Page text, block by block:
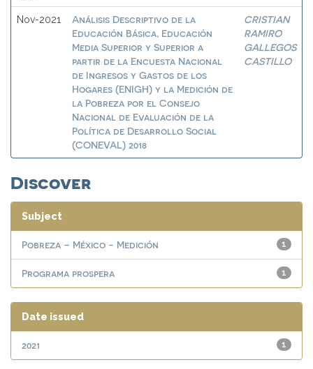
Nov-2021
Análisis Descriptivo de la
Educación Básica, Educación
Media Superior y Superior a
partir de la Encuesta Nacional
de Ingresos y Gastos de los
Hogares (ENIGH) y la Medición de
la Pobreza por el Consejo
Nacional de Evaluación de la
Política de Desarrollo Social
(CONEVAL) 2018
CRISTIAN
RAMIRO
GALLEGOS
CASTILLO
Discover
Subject
1
Pobreza – México - Medición
1
Programa prospera
Date issued
1
2021